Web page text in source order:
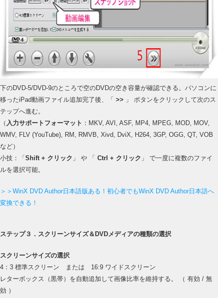
下のDVD-5/DVD-9のところで空のDVDの空き容量が確認できる。パソコンに
移ったiPad動画ファイル追加完了後、「 >> 」 ボタンをクリックして次のス
テップへ進む。
（ 入力サポートフォーマット ：MKV, AVI, ASF, MP4, MPEG, MOD, MOV,
WMV, FLV (YouTube), RM, RMVB, Xivd, DviX, H264, 3GP, OGG, QT, VOB
など）
小技：「 Shift + クリック 」 や 「 Ctrl + クリック 」 で一度に複数のファイ
ルを選択可能。
＞＞WinX DVD Author日本語版ある！初心者でもWinX DVD Author日本語へ
変換できる！
ステップ３．スクリーンサイズ＆DVDメディアの種類の選択
スクリーンサイズの選択
4：3 標準スクリーン または 16:9 ワイドスクリーン
レターボックス（黒帯）を自動追加して画像比率を維持する。 （ 有効 / 無
効 ）